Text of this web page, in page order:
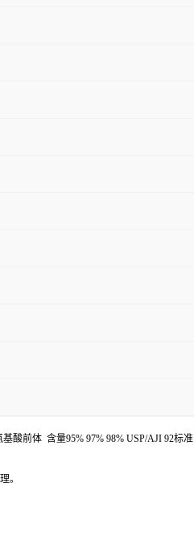
酸前体 含量95% 97% 98% USP/AJI 92标准
。